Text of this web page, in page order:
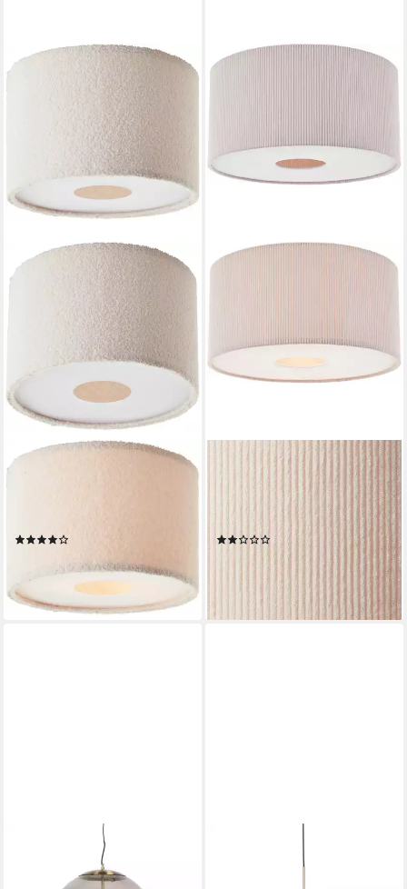
LEGER HOME BY LENA GERCKE
-45%
lieferbar - in 2-3 Werktagen bei dir
LEGER HOME BY LENA GERCKE
Deckenleuchte Kathleen, ohne
Leuchtmittel, Cordstoff, Ø 45
cm, E27, beige
(1)
72,49 €
lieferbar - in 2-4 Werktagen bei dir